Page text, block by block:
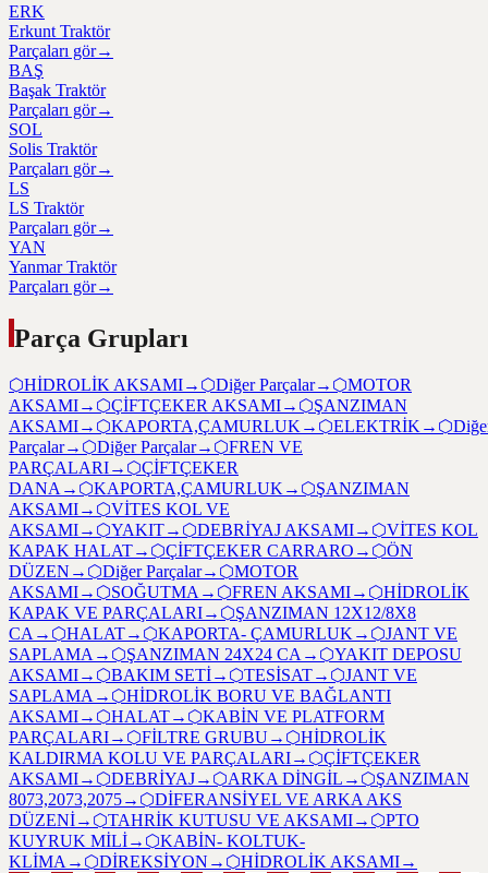
ERK
Erkunt Traktör
Parçaları gör→
BAŞ
Başak Traktör
Parçaları gör→
SOL
Solis Traktör
Parçaları gör→
LS
LS Traktör
Parçaları gör→
YAN
Yanmar Traktör
Parçaları gör→
Parça Grupları
⬡HİDROLİK AKSAMI→ ⬡Diğer Parçalar→ ⬡MOTOR
AKSAMI→ ⬡ÇİFTÇEKER AKSAMI→ ⬡ŞANZIMAN
AKSAMI→ ⬡KAPORTA,ÇAMURLUK→ ⬡ELEKTRİK→ ⬡
Parçalar→ ⬡Diğer Parçalar→ ⬡FREN VE
PARÇALARI→ ⬡ÇİFTÇEKER
DANA→ ⬡KAPORTA,ÇAMURLUK→ ⬡ŞANZIMAN
AKSAMI→ ⬡VİTES KOL VE
AKSAMI→ ⬡YAKIT→ ⬡DEBRİYAJ AKSAMI→ ⬡VİTES KOL
KAPAK HALAT→ ⬡ÇİFTÇEKER CARRARO → ⬡ÖN
DÜZEN → ⬡Diğer Parçalar→ ⬡MOTOR
AKSAMI→ ⬡SOĞUTMA→ ⬡FREN AKSAMI→ ⬡HİDROLİK
KAPAK VE PARÇALARI→ ⬡ŞANZIMAN 12X12/8X8
CA→ ⬡HALAT→ ⬡KAPORTA- ÇAMURLUK→ ⬡JANT VE
SAPLAMA→ ⬡ŞANZIMAN 24X24 CA→ ⬡YAKIT DEPOSU
AKSAMI→ ⬡BAKIM SETİ→ ⬡TESİSAT→ ⬡JANT VE
SAPLAMA→ ⬡HİDROLİK BORU VE BAĞLANTI
AKSAMI→ ⬡HALAT→ ⬡KABİN VE PLATFORM
PARÇALARI→ ⬡FİLTRE GRUBU → ⬡HİDROLİK
KALDIRMA KOLU VE PARÇALARI→ ⬡ÇİFTÇEKER
AKSAMI→ ⬡DEBRİYAJ→ ⬡ARKA DİNGİL → ⬡ŞANZIMAN
8073,2073,2075→ ⬡DİFERANSİYEL VE ARKA AKS
DÜZENİ→ ⬡TAHRİK KUTUSU VE AKSAMI→ ⬡PTO
KUYRUK MİLİ→ ⬡KABİN- KOLTUK-
KLİMA→ ⬡DİREKSİYON → ⬡HİDROLİK AKSAMI→